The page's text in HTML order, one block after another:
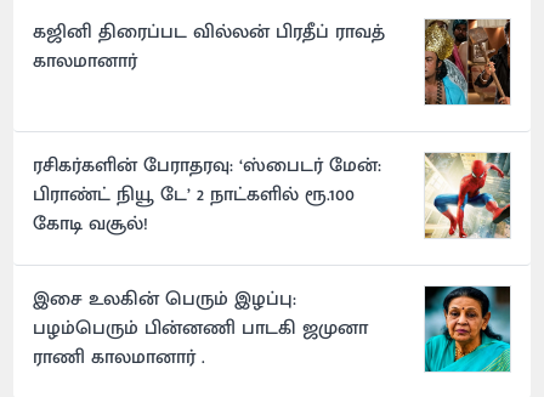
கஜினி திரைப்பட வில்லன் பிரதீப் ராவத்
காலமானார்
ரசிகர்களின் பேராதரவு: ‘ஸ்பைடர் மேன்:
பிராண்ட் நியூ டே’ 2 நாட்களில் ரூ.100
கோடி வசூல்!
இசை உலகின் பெரும் இழப்பு:
பழம்பெரும் பின்னணி பாடகி ஜமுனா
ராணி காலமானார் .